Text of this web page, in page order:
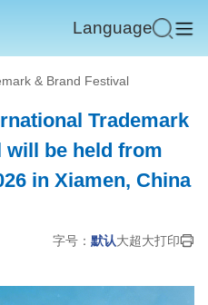
Language
& Brand Festival
Trademark
will be held from
in Xiamen, China
字号： 默认大超大打印